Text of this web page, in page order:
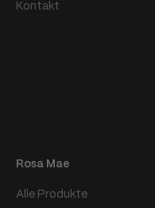
Kontakt
Rosa Mae
Alle Produkte